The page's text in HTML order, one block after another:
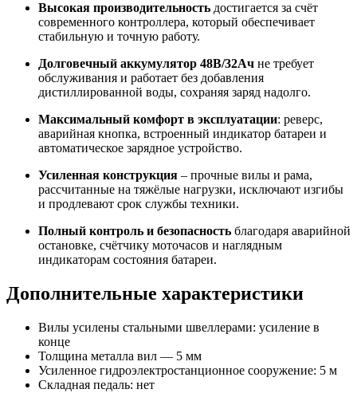
Высокая производительность достигается за счёт
современного контроллера, который обеспечивает
стабильную и точную работу.
Долговечный аккумулятор 48В/32Ач не требует
обслуживания и работает без добавления
дистиллированной воды, сохраняя заряд надолго.
Максимальный комфорт в эксплуатации: реверс,
аварийная кнопка, встроенный индикатор батареи и
автоматическое зарядное устройство.
Усиленная конструкция – прочные вилы и рама,
рассчитанные на тяжёлые нагрузки, исключают изгибы
и продлевают срок службы техники.
Полный контроль и безопасность благодаря аварийной
остановке, счётчику моточасов и наглядным
индикаторам состояния батареи.
Дополнительные характеристики
Вилы усилены стальными швеллерами: усиление в
конце
Толщина металла вил — 5 мм
Усиленное гидроэлектростанционное сооружение: 5 м
Складная педаль: нет